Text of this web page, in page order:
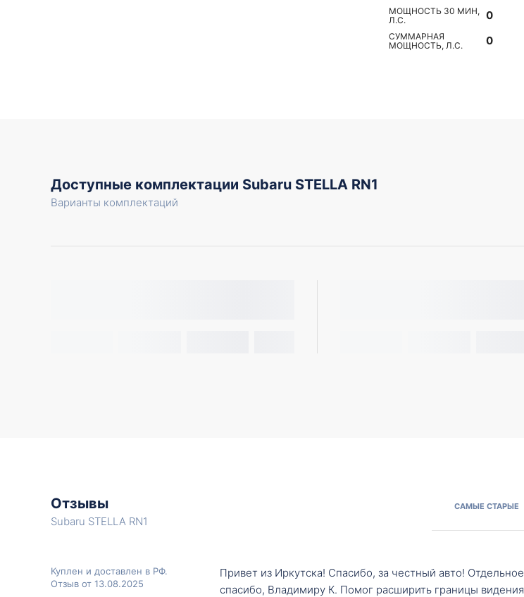
МОЩНОСТЬ 30 МИН,
Л.С.
0
СУММАРНАЯ
МОЩНОСТЬ, Л.С.
0
Доступные комплектации Subaru STELLA RN1
Варианты комплектаций
Отзывы
Subaru STELLA RN1
САМЫЕ СТАРЫЕ
Куплен и доставлен в РФ.
Отзыв от 13.08.2025
Привет из Иркутска! Спасибо, за честный авто! Отдельное
спасибо, Владимиру К. Помог расширить границы видения